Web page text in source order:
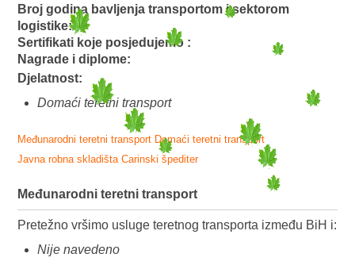
Broj godina bavljenja transportom i sektorom
logistike:
Sertifikati koje posjedujemo :
Nagrade i diplome:
Djelatnost:
Domaći teretni transport
Međunarodni teretni transport Domaći teretni transport
Javna robna skladišta Carinski špediter
Međunarodni teretni transport
Pretežno vršimo usluge teretnog transporta između BiH i:
Nije navedeno